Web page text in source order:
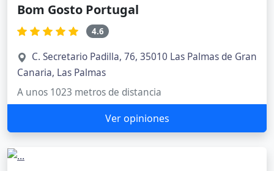
Bom Gosto Portugal
4.6
C. Secretario Padilla, 76, 35010 Las Palmas de Gran
Canaria, Las Palmas
A unos 1023 metros de distancia
Ver opiniones